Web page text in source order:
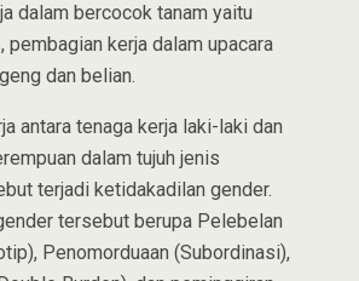
dalam bercocok tanam yaitu
pembagian kerja dalam upacara
dan belian.
antara tenaga kerja laki-laki dan
dalam tujuh jenis
terjadi ketidakadilan gender.
tersebut berupa Pelebelan
Penomorduaan (Subordinasi),